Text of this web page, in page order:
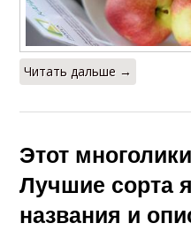
Читать дальше →
Этот
Лучшие сорта
названия и